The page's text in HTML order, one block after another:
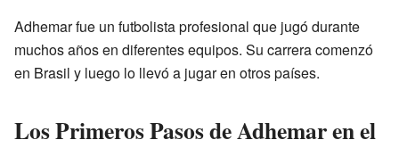
Adhemar fue un futbolista profesional que jugó durante
muchos años en diferentes equipos. Su carrera comenzó
en Brasil y luego lo llevó a jugar en otros países.
Los Primeros Pasos de Adhemar en el